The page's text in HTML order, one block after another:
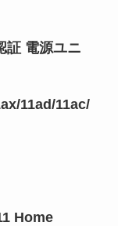
証 電源ユニ
11ad/11ac/
Home